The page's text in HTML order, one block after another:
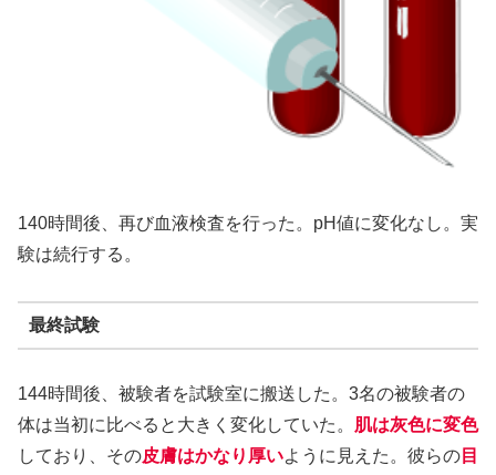
140時間後、再び血液検査を行った。pH値に変化なし。実
験は続行する。
最終試験
144時間後、被験者を試験室に搬送した。3名の被験者の
体は当初に比べると大きく変化していた。 肌は灰色に変色
しており、その皮膚はかなり厚いように見えた。彼らの 目